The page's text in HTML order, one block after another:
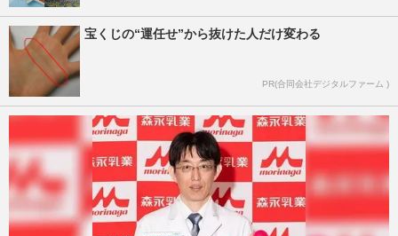
宝くじの“運任せ”から抜けた人だけ変わる
PR(合同会社デジタルファーム )